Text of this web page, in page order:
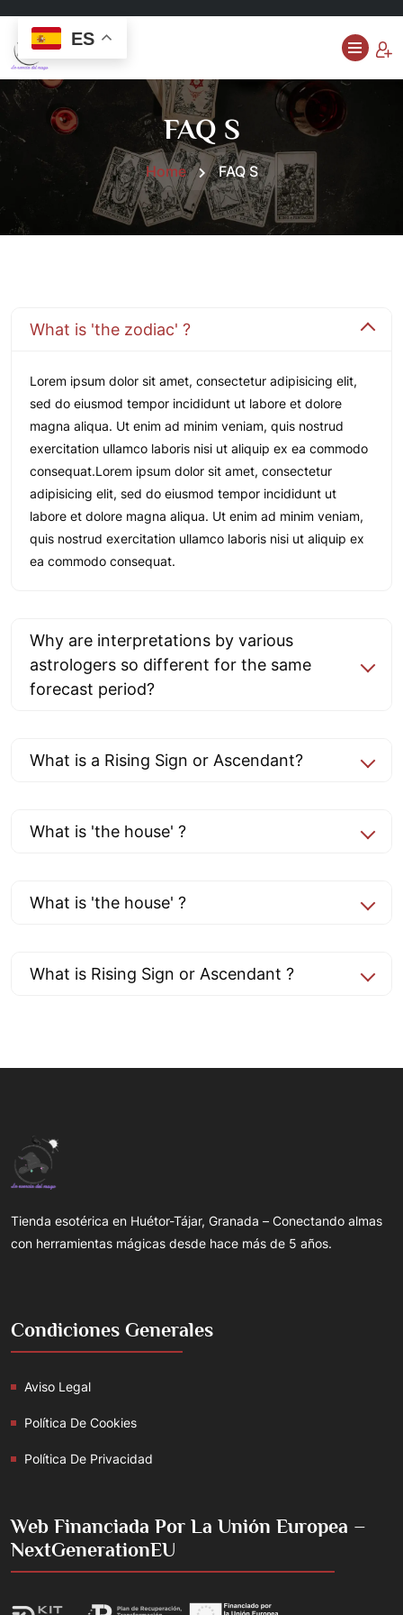
FAQ S
Home FAQ S
What is 'the zodiac' ?
Lorem ipsum dolor sit amet, consectetur adipisicing elit,
sed do eiusmod tempor incididunt ut labore et dolore
magna aliqua. Ut enim ad minim veniam, quis nostrud
exercitation ullamco laboris nisi ut aliquip ex ea commodo
consequat.Lorem ipsum dolor sit amet, consectetur
adipisicing elit, sed do eiusmod tempor incididunt ut
labore et dolore magna aliqua. Ut enim ad minim veniam,
quis nostrud exercitation ullamco laboris nisi ut aliquip ex
ea commodo consequat.
Why are interpretations by various
astrologers so different for the same
forecast period?
What is a Rising Sign or Ascendant?
What is 'the house' ?
What is 'the house' ?
What is Rising Sign or Ascendant ?
Tienda esotérica en Huétor-Tájar, Granada – Conectando almas
con herramientas mágicas desde hace más de 5 años.
Condiciones Generales
Aviso Legal
Política De Cookies
Política De Privacidad
Web Financiada Por La Unión Europea –
NextGenerationEU
ES